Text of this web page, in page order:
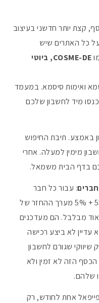
קצת יותר חדשני בעיצוב
על כל האתרים שיש
COSME-DE, ביוטי
ואימות סיסמא. במעמד
מיד לחשבון שלכם
באמצע. תיבת החיפוש
מימין למעלה. אחרי
לכם בדף הבית משמאל.
: עבור כל חבר
שיצטרף דרככם ויבצע רכישה תקבלו 5$ + 5% מערך ההחזר של
מבלבל. הם מעדכנים
לא ביצע רכישה
שגורם לחשבון
הזה לא זמין ולא
שלהם.
אחת לחודש, רק